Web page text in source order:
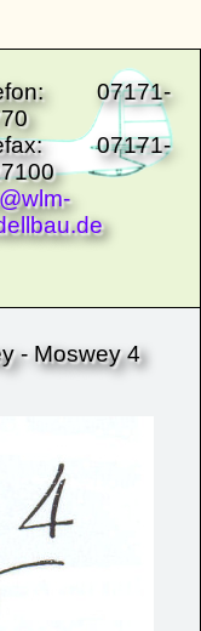
07171-
07171-
- Moswey 4